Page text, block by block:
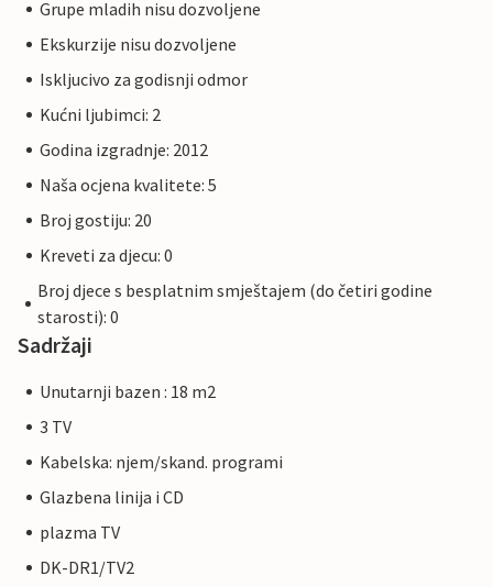
Grupe mladih nisu dozvoljene
Ekskurzije nisu dozvoljene
Iskljucivo za godisnji odmor
Kućni ljubimci: 2
Godina izgradnje: 2012
Naša ocjena kvalitete: 5
Broj gostiju: 20
Kreveti za djecu: 0
Broj djece s besplatnim smještajem (do četiri godine
starosti): 0
Sadržaji
Unutarnji bazen : 18 m2
3 TV
Kabelska: njem/skand. programi
Glazbena linija i CD
plazma TV
DK-DR1/TV2